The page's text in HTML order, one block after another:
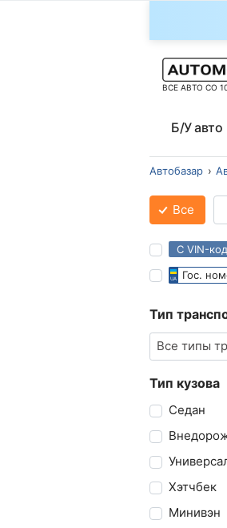
ВСЕ АВТО СО
Б/У авто
Автобазар
Все
С VIN-
Гос.
Тип
Все типы
Тип кузова
Седан
Хэтчбек
Минивэн